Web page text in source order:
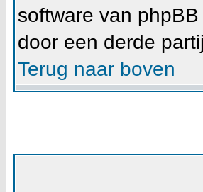
software van
door een derde
Terug naar boven